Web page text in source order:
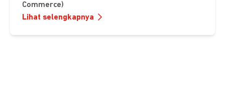
Commerce)
Lihat selengkapnya